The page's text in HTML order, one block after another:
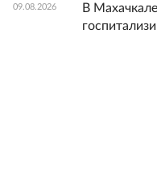
09.08.2026
В